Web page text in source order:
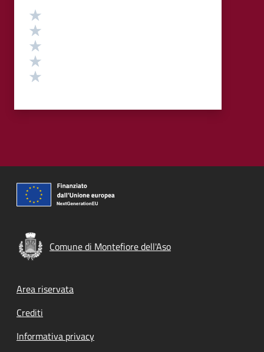
Valutazione
Comune di Montefiore dell'Aso
Footer menu
Area riservata
Crediti
Informativa privacy